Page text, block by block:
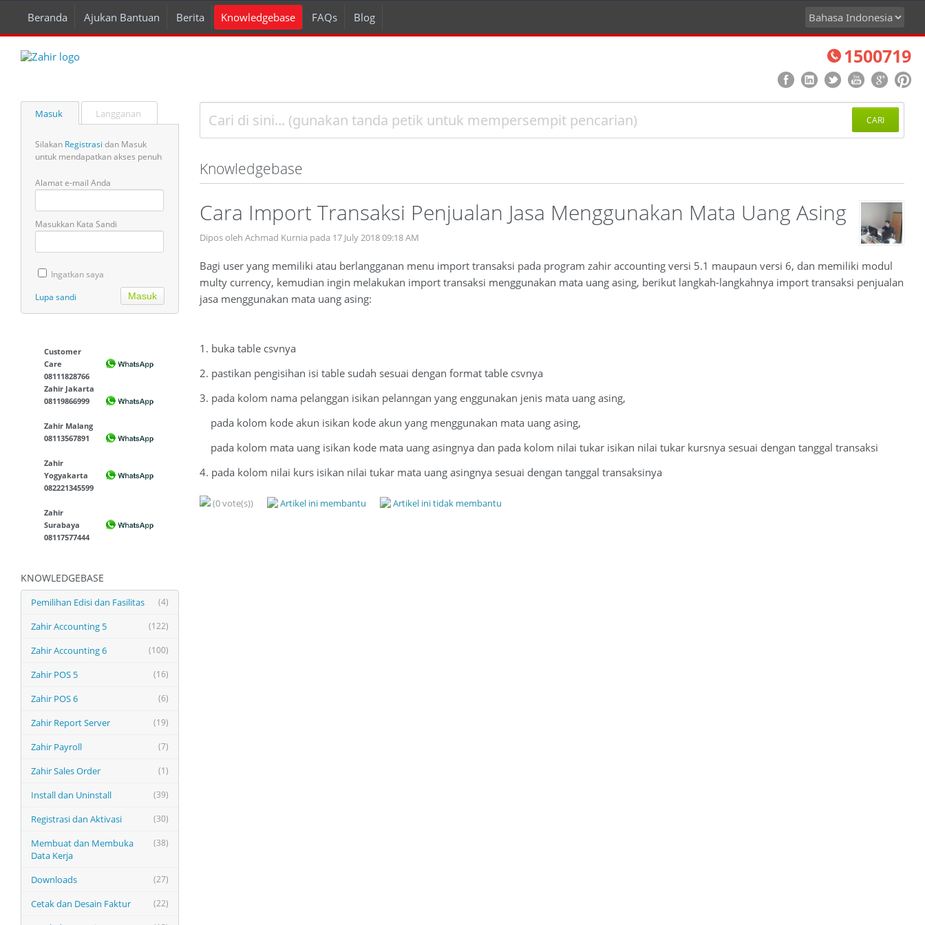
Beranda Ajukan Bantuan Berita Knowledgebase FAQs Blog
1500719
Masuk Langganan
Silakan Registrasi dan Masuk
untuk mendapatkan akses penuh
Alamat e-mail Anda
Masukkan Kata Sandi
Ingatkan saya
Lupa sandi
Customer
Care
08111828766
Zahir Jakarta
08119866999
Zahir Malang
08113567891
Zahir
Yogyakarta
082221345599
Zahir
Surabaya
08117577444
KNOWLEDGEBASE
(4)
Pemilihan Edisi dan Fasilitas
(122)
Zahir Accounting 5
(100)
Zahir Accounting 6
(16)
Zahir POS 5
(6)
Zahir POS 6
(19)
Zahir Report Server
(7)
Zahir Payroll
(1)
Zahir Sales Order
(39)
Install dan Uninstall
(30)
Registrasi dan Aktivasi
(38)
Membuat dan Membuka
Data Kerja
(27)
Downloads
(22)
Cetak dan Desain Faktur
CARI
Knowledgebase
Cara Import Transaksi Penjualan Jasa Menggunakan Mata Uang Asing
Dipos oleh Achmad Kurnia pada 17 July 2018 09:18 AM
Bagi user yang memiliki atau berlangganan menu import transaksi pada program zahir accounting versi 5.1 maupaun versi 6, dan memiliki modul
multy currency, kemudian ingin melakukan import transaksi menggunakan mata uang asing, berikut langkah-langkahnya import transaksi penjualan
jasa menggunakan mata uang asing:
1. buka table csvnya
2. pastikan pengisihan isi table sudah sesuai dengan format table csvnya
3. pada kolom nama pelanggan isikan pelanngan yang enggunakan jenis mata uang asing,
pada kolom kode akun isikan kode akun yang menggunakan mata uang asing,
pada kolom mata uang isikan kode mata uang asingnya dan pada kolom nilai tukar isikan nilai tukar kursnya sesuai dengan tanggal transaksi
4. pada kolom nilai kurs isikan nilai tukar mata uang asingnya sesuai dengan tanggal transaksinya
(0 vote(s)) Artikel ini membantu Artikel ini tidak membantu